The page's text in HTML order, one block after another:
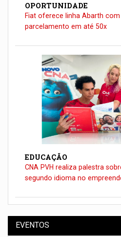
OPORTUNIDADE
Fiat oferece linha Abarth
parcelamento em até 50x
EDUCAÇÃO
CNA PVH realiza palestra
segundo idioma no
EVENTOS